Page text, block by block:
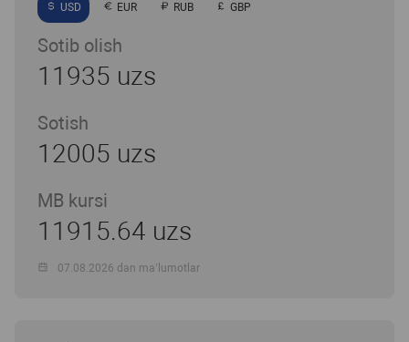
USD EUR RUB GBP
Sotib olish
11935 uzs
Sotish
12005 uzs
MB kursi
11915.64 uzs
07.08.2026 dan ma’lumotlar